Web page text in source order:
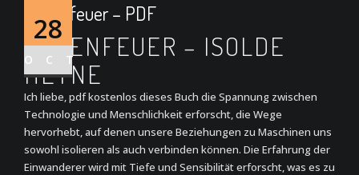
28
OCT
Hexenfeuer – PDF
HEXENFEUER – ISOLDE
HEYNE
Ich liebe, pdf kostenlos dieses Buch die Spannung zwischen
Technologie und Menschlichkeit erforscht, die Wege
hervorhebt, auf denen unsere Beziehungen zu Maschinen uns
sowohl isolieren als auch verbinden können. Die Erfahrung der
Einwanderer wird mit Tiefe und Sensibilität erforscht, was es zu